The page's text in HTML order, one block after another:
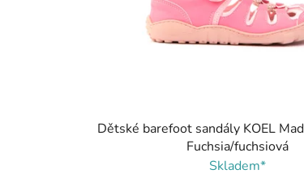
Dětské barefoot sandály KOEL
Fuchsia/fuchsiová
Skladem*